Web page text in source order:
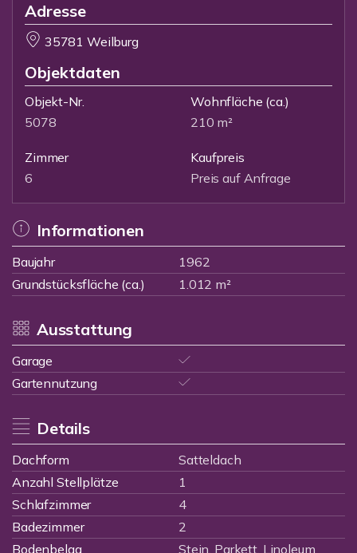
Adresse
35781 Weilburg
Objektdaten
Objekt-Nr.
5078
Wohnfläche (ca.)
210 m²
Zimmer
6
Kaufpreis
Preis auf Anfrage
Informationen
Baujahr
1962
Grundstücksfläche (ca.)
1.012 m²
Ausstattung
Garage
Gartennutzung
Details
Dachform
Satteldach
Anzahl Stellplätze
1
Schlafzimmer
4
Badezimmer
2
Bodenbelag
Stein, Parkett, Linoleum